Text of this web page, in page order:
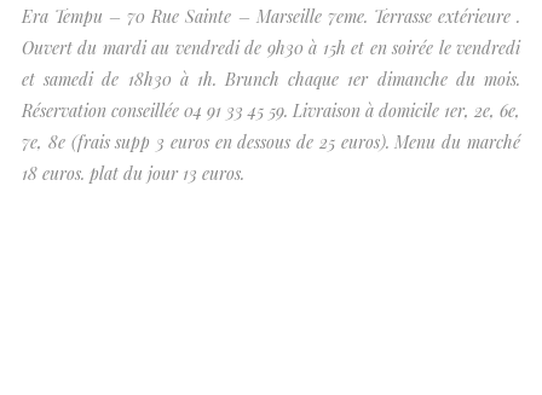
Era Tempu – 70 Rue Sainte – Marseille 7eme. Terrasse extérieure .
Ouvert du mardi au vendredi de 9h30 à 15h et en soirée le vendredi
et samedi de 18h30 à 1h. Brunch chaque 1er dimanche du mois.
Réservation conseillée 04 91 33 45 59. Livraison à domicile 1er, 2e, 6e,
7e, 8e (frais supp 3 euros en dessous de 25 euros). Menu du marché
18 euros. plat du jour 13 euros.